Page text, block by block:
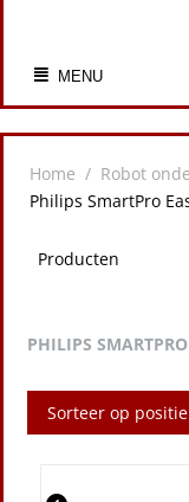
MENU
Home / Robot
Philips SmartPro
Producten
PHILIPS
Sorteer op